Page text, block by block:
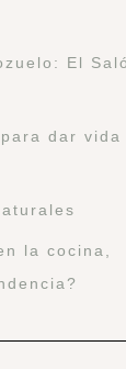
El
dar vida
la cocina,